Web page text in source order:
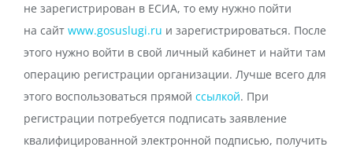
не зарегистрирован в ЕСИА, то ему нужно пойти
на сайт www.gosuslugi.ru и зарегистрироваться. После
этого нужно войти в свой личный кабинет и найти там
операцию регистрации организации. Лучше всего для
этого воспользоваться прямой ссылкой. При
регистрации потребуется подписать заявление
квалифицированной электронной подписью, получить